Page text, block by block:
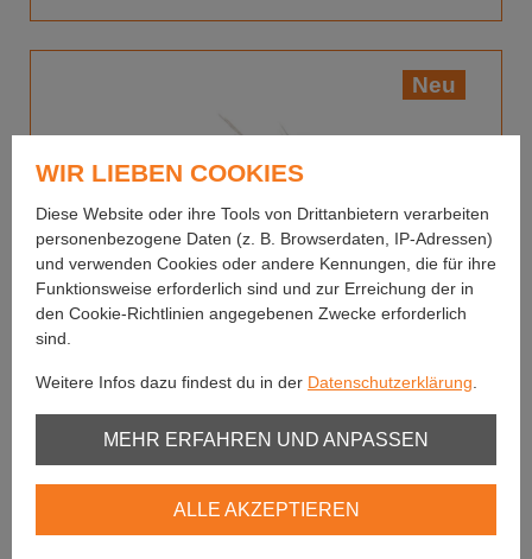
Neu
Bassetts Simple CDC Caddis BL
WIR LIEBEN COOKIES
Diese Website oder ihre Tools von Drittanbietern verarbeiten
personenbezogene Daten (z. B. Browserdaten, IP-Adressen)
und verwenden Cookies oder andere Kennungen, die für ihre
Funktionsweise erforderlich sind und zur Erreichung der in
den Cookie-Richtlinien angegebenen Zwecke erforderlich
sind.
Weitere Infos dazu findest du in der Datenschutzerklärung
Unbedingt erforderlich
MEHR ERFAHREN UND ANPASSEN
ALLE AKZEPTIEREN